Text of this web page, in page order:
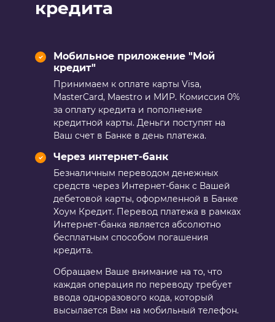
кредита
Мобильное приложение "Мой
кредит"
Принимаем к оплате карты Visa,
MasterCard, Maestro и МИР. Комиссия 0%
за оплату кредита и пополнение
кредитной карты. Деньги поступят на
Ваш счет в Банке в день платежа.
Через интернет-банк
Безналичным переводом денежных
средств через Интернет-банк с Вашей
дебетовой карты, оформленной в Банке
Хоум Кредит. Перевод платежа в рамках
Интернет-банка является абсолютно
бесплатным способом погашения
кредита.
Обращаем Ваше внимание на то, что
каждая операция по переводу требует
ввода одноразового кода, который
высылается Вам на мобильный телефон.